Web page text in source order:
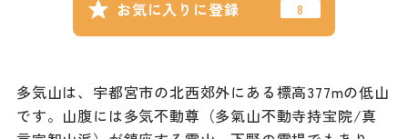
お気に入りに登録
多気山は、宇都宮市の北西郊外にある標高377mの低山
です。山腹には多気不動尊（多氣山不動寺持宝院/真
撮影支援・
MICE
フィルムコミ
ッション